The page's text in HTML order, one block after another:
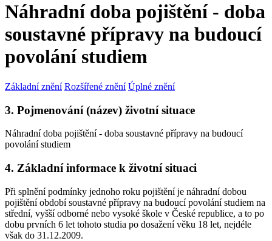
Náhradní doba pojištění - doba
soustavné přípravy na budoucí
povolání studiem
Základní znění Rozšířené znění Úplné znění
3. Pojmenování (název) životní situace
Náhradní doba pojištění - doba soustavné přípravy na budoucí
povolání studiem
4. Základní informace k životní situaci
Při splnění podmínky jednoho roku pojištění je náhradní dobou
pojištění období soustavné přípravy na budoucí povolání studiem na
střední, vyšší odborné nebo vysoké škole v České republice, a to po
dobu prvních 6 let tohoto studia po dosažení věku 18 let, nejdéle
však do 31.12.2009.